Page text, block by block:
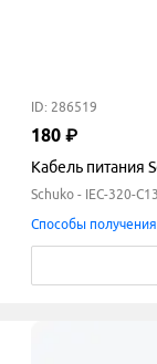
ID: 286519
180 ₽
Кабель питания
Schuko - IEC-320-
Способы получения